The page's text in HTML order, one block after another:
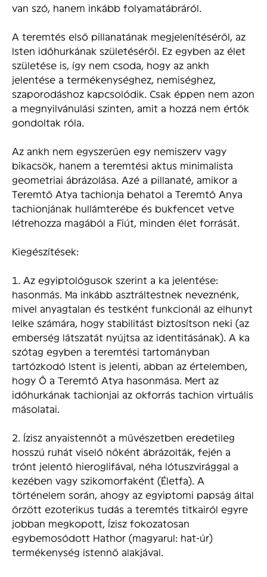
van szó, hanem inkább folyamatábráról.
A teremtés első pillanatának megjelenítéséről, az
Isten időhurkának születéséről. Ez egyben az élet
születése is, így nem csoda, hogy az ankh
jelentése a termékenységhez, nemiséghez,
szaporodáshoz kapcsolódik. Csak éppen nem azon
a megnyilvánulási szinten, amit a hozzá nem értők
gondoltak róla.
Az ankh nem egyszerűen egy nemiszerv vagy
bikacsök, hanem a teremtési aktus minimalista
geometriai ábrázolása. Azé a pillanaté, amikor a
Teremtő Atya tachionja behatol a Teremtő Anya
tachionjának hullámterébe és bukfencet vetve
létrehozza magából a Fiút, minden élet forrását.
Kiegészítések:
1. Az egyiptológusok szerint a ka jelentése:
hasonmás. Ma inkább asztráltestnek neveznénk,
mivel anyagtalan és testként funkcionál az elhunyt
lelke számára, hogy stabilitást biztosítson neki (az
emberség látszatát nyújtsa az identitásának). A ka
szótag egyben a teremtési tartományban
tartózkodó Istent is jelenti, abban az értelemben,
hogy Ő a Teremtő Atya hasonmása. Mert az
időhurkának tachionjai az okforrás tachion virtuális
másolatai.
2. Ízisz anyaistennőt a művészetben eredetileg
hosszú ruhát viselő nőként ábrázolták, fején a
trónt jelentő hieroglifával, néha lótuszvirággal a
kezében vagy szikomorfaként (Életfa). A
történelem során, ahogy az egyiptomi papság által
őrzött ezoterikus tudás a teremtés titkairól egyre
jobban megkopott, Ízisz fokozatosan
egybemosódott Hathor (magyarul: hat-úr)
termékenység istennő alakjával.